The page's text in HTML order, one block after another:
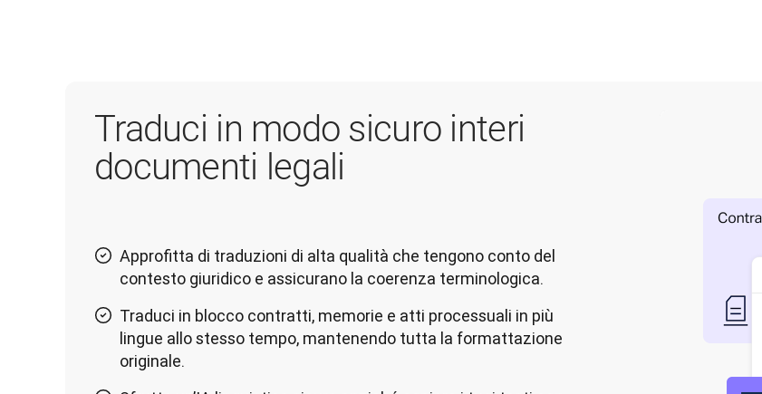
Traduci in modo sicuro interi
documenti legali
Approfitta di traduzioni di alta qualità che tengono conto del
contesto giuridico e assicurano la coerenza terminologica.
Traduci in blocco contratti, memorie e atti processuali in più
lingue allo stesso tempo, mantenendo tutta la formattazione
originale.